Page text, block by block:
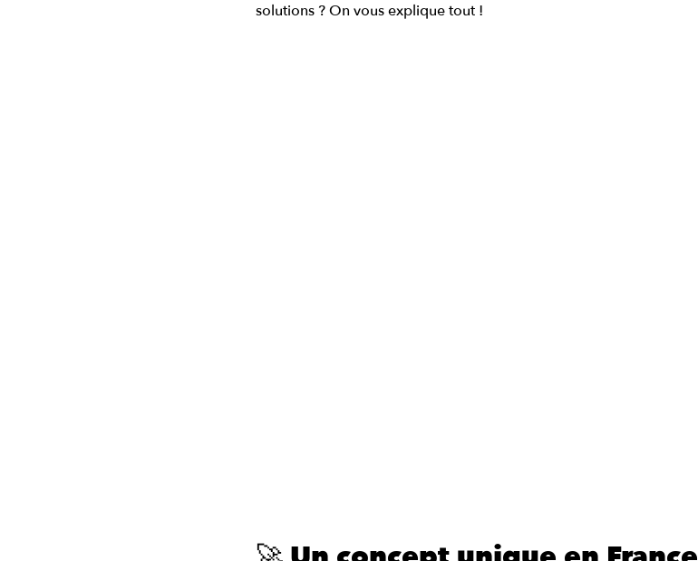
solutions ? On vous explique tout !